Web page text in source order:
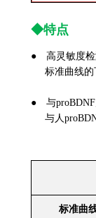
◆特点
● 高灵敏度
标准曲线的
● 与proBDNF
与人
标准曲